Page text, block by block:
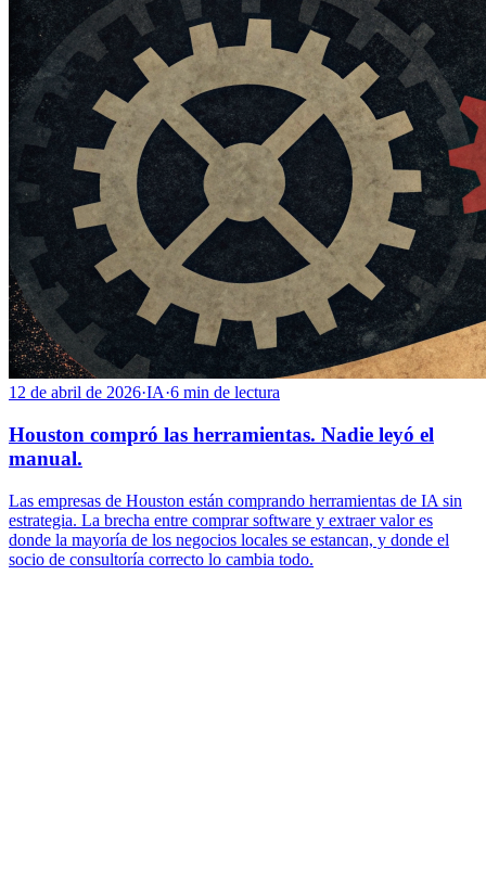
12 de abril de 2026·IA·6 min de lectura
Houston compró las herramientas. Nadie leyó el
manual.
Las empresas de Houston están comprando herramientas de IA sin
estrategia. La brecha entre comprar software y extraer valor es
donde la mayoría de los negocios locales se estancan, y donde el
socio de consultoría correcto lo cambia todo.